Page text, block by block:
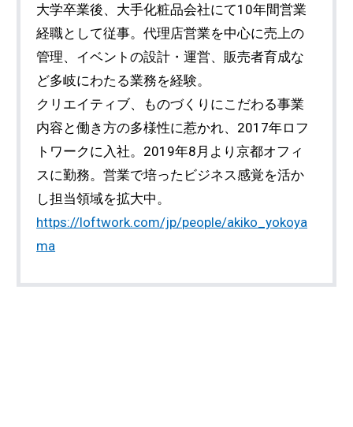
大学卒業後、大手化粧品会社にて10年間営業
経職として従事。代理店営業を中心に売上の
管理、イベントの設計・運営、販売者育成な
ど多岐にわたる業務を経験。
クリエイティブ、ものづくりにこだわる事業
内容と働き方の多様性に惹かれ、2017年ロフ
トワークに入社。2019年8月より京都オフィ
スに勤務。営業で培ったビジネス感覚を活か
し担当領域を拡大中。
https://loftwork.com/jp/people/akiko_yokoya
ma